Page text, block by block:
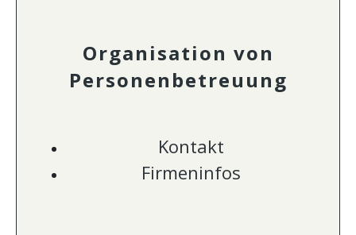
Organisation von
Personenbetreuung
Kontakt
Firmeninfos